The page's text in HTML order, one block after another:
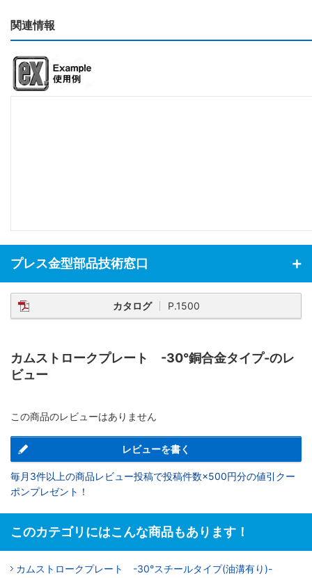
関連情報
プレス金型部品技術窓口
カタログ P.1500
カムストロークプレート -30°銅合金タイプ-のレ
ビュー
この商品のレビューはありません
レビューを書く
毎月3件以上の商品レビュー投稿で投稿件数×500円分の値引クー
ポンプレゼント！
このカテゴリにはこんな商品もあります！
カムストロークプレート -30°スチールタイプ(油溝有り)-